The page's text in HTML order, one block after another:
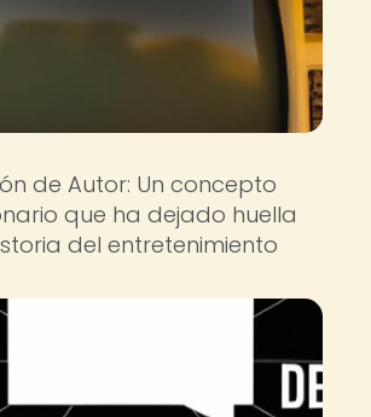
de Autor: Un concepto
que ha dejado huella
del entretenimiento